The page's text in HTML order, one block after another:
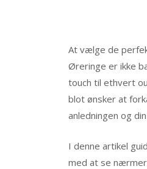
At vælge de
Øreringe er ikke
touch til ethvert
blot ønsker at
anledningen og
I denne artikel
med at se